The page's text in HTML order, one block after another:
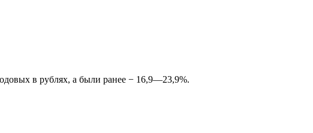
в рублях, а были ранее − 16,9—23,9%.